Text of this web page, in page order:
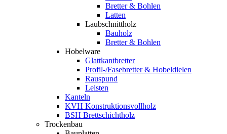
Bretter & Bohlen
Latten
Laubschnittholz
Bauholz
Bretter & Bohlen
Hobelware
Glattkantbretter
Profil-/Fasebretter & Hobeldielen
Rauspund
Leisten
Kanteln
KVH Konstruktionsvollholz
BSH Brettschichtholz
Trockenbau